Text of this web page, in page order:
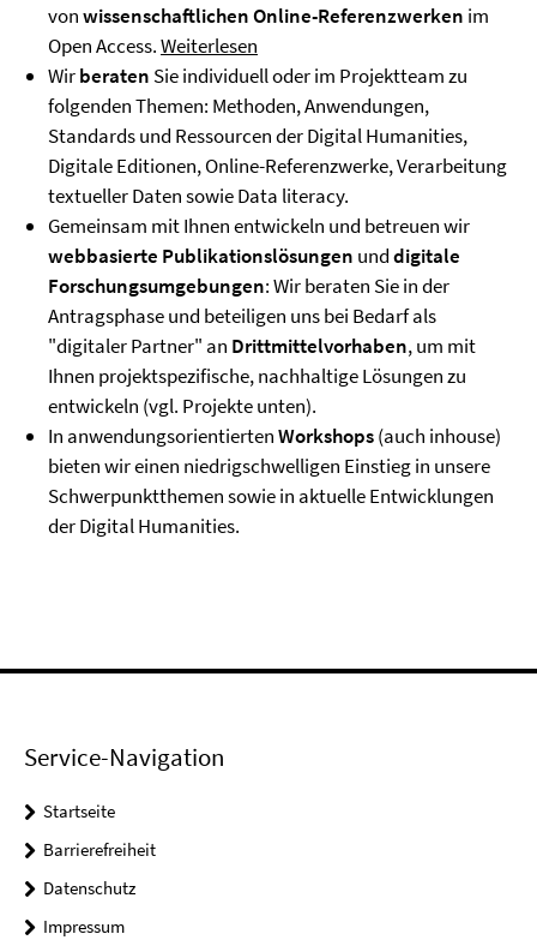
vonwissenschaftlichen Online-Referenzwerken im
Open Access.Weiterlesen
Wirberaten Sie individuell oder im Projektteam zu
folgenden Themen: Methoden, Anwendungen,
Standards und Ressourcen der Digital Humanities,
Digitale Editionen, Online-Referenzwerke, Verarbeitung
textueller Daten sowie Data literacy.
Gemeinsam mit Ihnen entwickeln und betreuen wir
webbasierte Publikationslösungen unddigitale
Forschungsumgebungen: Wir beraten Sie in der
Antragsphase und beteiligen uns bei Bedarf als
"digitaler Partner" an Drittmittelvorhaben, um mit
Ihnen projektspezifische, nachhaltige Lösungen zu
entwickeln (vgl. Projekte unten).
In anwendungsorientiertenWorkshops(auch inhouse)
bieten wir einen niedrigschwelligen Einstieg in unsere
Schwerpunktthemen sowie in aktuelle Entwicklungen
der Digital Humanities.
Service-Navigation
Startseite
Barrierefreiheit
Datenschutz
Impressum